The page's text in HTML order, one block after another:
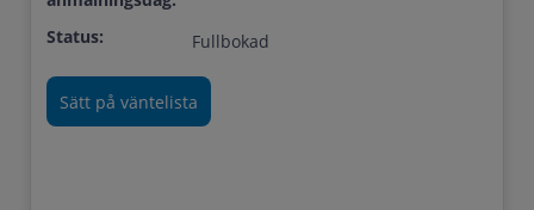
Status: Fullbokad